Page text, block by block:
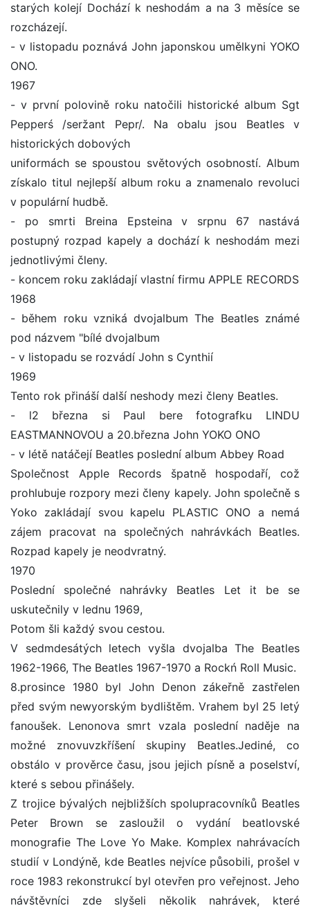
starých kolejí Dochází k neshodám a na 3 měsíce se
rozcházejí.
- v listopadu poznává John japonskou umělkyni YOKO
ONO.
1967
- v první polovině roku natočili historické album Sgt
Pepperś /seržant Pepr/. Na obalu jsou Beatles v
historických dobových
uniformách se spoustou světových osobností. Album
získalo titul nejlepší album roku a znamenalo revoluci
v populární hudbě.
- po smrti Breina Epsteina v srpnu 67 nastává
postupný rozpad kapely a dochází k neshodám mezi
jednotlivými členy.
- koncem roku zakládají vlastní firmu APPLE RECORDS
1968
- během roku vzniká dvojalbum The Beatles známé
pod názvem "bílé dvojalbum
- v listopadu se rozvádí John s Cynthií
1969
Tento rok přináší další neshody mezi členy Beatles.
- l2 března si Paul bere fotografku LINDU
EASTMANNOVOU a 20.března John YOKO ONO
- v létě natáčejí Beatles poslední album Abbey Road
Společnost Apple Records špatně hospodaří, což
prohlubuje rozpory mezi členy kapely. John společně s
Yoko zakládají svou kapelu PLASTIC ONO a nemá
zájem pracovat na společných nahrávkách Beatles.
Rozpad kapely je neodvratný.
1970
Poslední společné nahrávky Beatles Let it be se
uskutečnily v lednu 1969,
Potom šli každý svou cestou.
V sedmdesátých letech vyšla dvojalba The Beatles
1962-1966, The Beatles 1967-1970 a Rockń Roll Music.
8.prosince 1980 byl John Denon zákeřně zastřelen
před svým newyorským bydlištěm. Vrahem byl 25 letý
fanoušek. Lenonova smrt vzala poslední naděje na
možné znovuvzkříšení skupiny Beatles.Jediné, co
obstálo v prověrce času, jsou jejich písně a poselství,
které s sebou přinášely.
Z trojice bývalých nejbližších spolupracovníků Beatles
Peter Brown se zasloužil o vydání beatlovské
monografie The Love Yo Make. Komplex nahrávacích
studií v Londýně, kde Beatles nejvíce působili, prošel v
roce 1983 rekonstrukcí byl otevřen pro veřejnost. Jeho
návštěvníci zde slyšeli několik nahrávek, které